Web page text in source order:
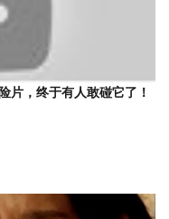
片，终于有人敢碰它了！